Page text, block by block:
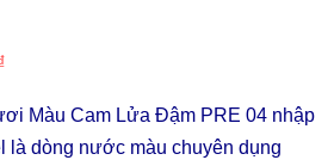
Màu Cam Lửa Đậm PRE 04 nhập
là dòng nước màu chuyên dụng